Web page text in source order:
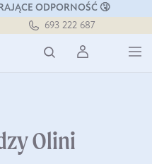
ODPORNOŚĆ 🤧
693 222 687
Olini